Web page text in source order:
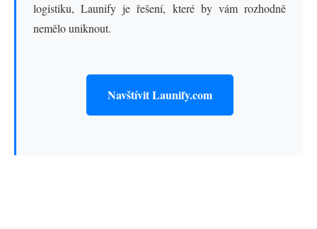
logistiku, Launify je řešení, které by vám rozhodně
nemělo uniknout.
Navštívit Launify.com